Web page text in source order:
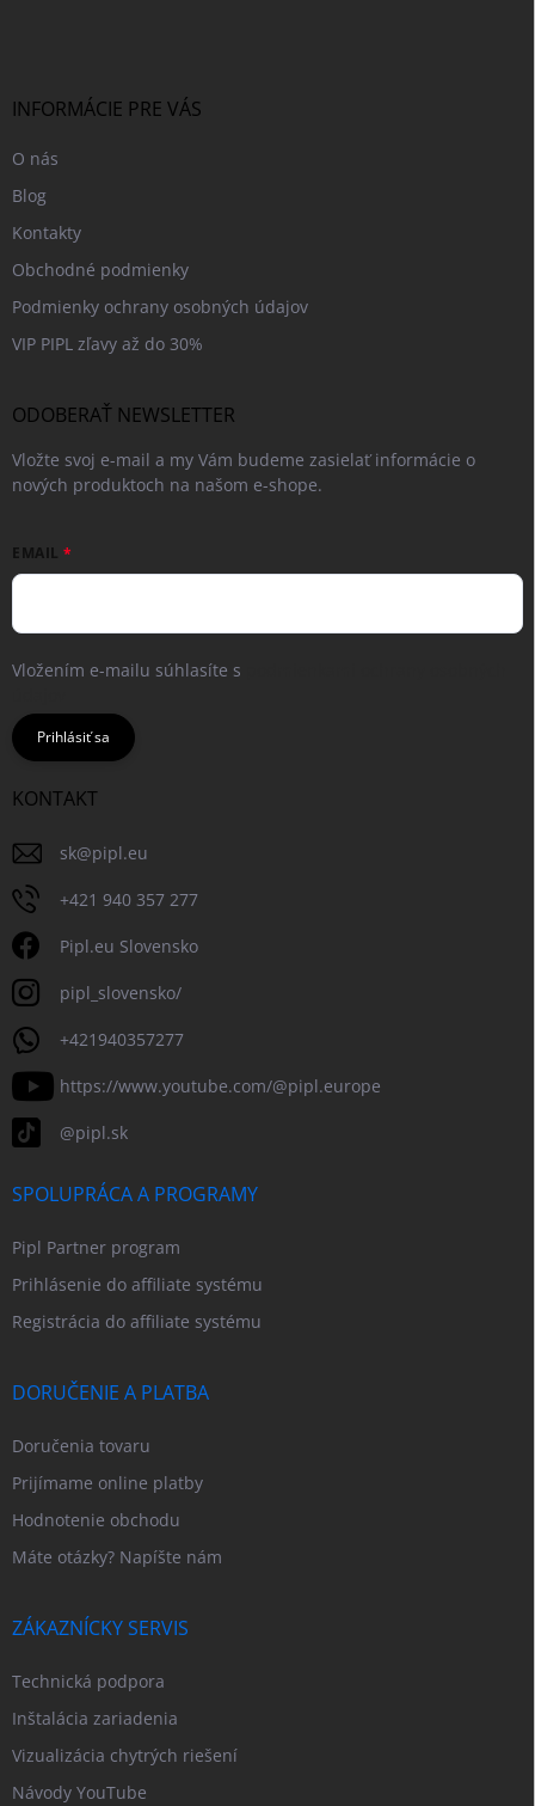
INFORMÁCIE PRE VÁS
O nás
Blog
Kontakty
Obchodné podmienky
Podmienky ochrany osobných údajov
VIP PIPL zľavy až do 30%
ODOBERAŤ NEWSLETTER
Vložte svoj e-mail a my Vám budeme zasielať informácie o
nových produktoch na našom e-shope.
EMAIL
Vložením e-mailu súhlasíte s
Prihlásiť sa
KONTAKT
sk@pipl.eu
+421 940 357 277
Pipl.eu Slovensko
pipl_slovensko/
+421940357277
https://www.youtube.com/@pipl.europe
@pipl.sk
SPOLUPRÁCA A PROGRAMY
Pipl Partner program
Prihlásenie do affiliate systému
Registrácia do affiliate systému
DORUČENIE A PLATBA
Doručenia tovaru
Prijímame online platby
Hodnotenie obchodu
Máte otázky? Napíšte nám
ZÁKAZNÍCKY SERVIS
Technická podpora
Inštalácia zariadenia
Vizualizácia chytrých riešení
Návody YouTube